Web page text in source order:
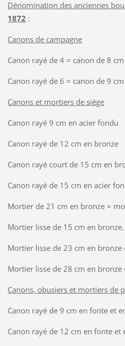
Dénomination des anciennes
1872 :
Canons de campagne
Canon rayé de 4 = canon de 8
Canon rayé de 6 = canon de 9
Canons et mortiers de siège
Canon rayé 9 cm en acier fondu
Canon rayé de 12 cm en bronze
Canon rayé court de 15 cm en
Canon rayé de 15 cm en acier
Mortier de 21 cm en bronze =
Mortier lisse de 15 cm en bronze.
Mortier lisse de 23 cm en bronze
Mortier lisse de 28 cm en bronze
Canons, obusiers et mortiers de
Canon rayé de 9 cm en fonte et
Canon rayé de 12 cm en fonte et